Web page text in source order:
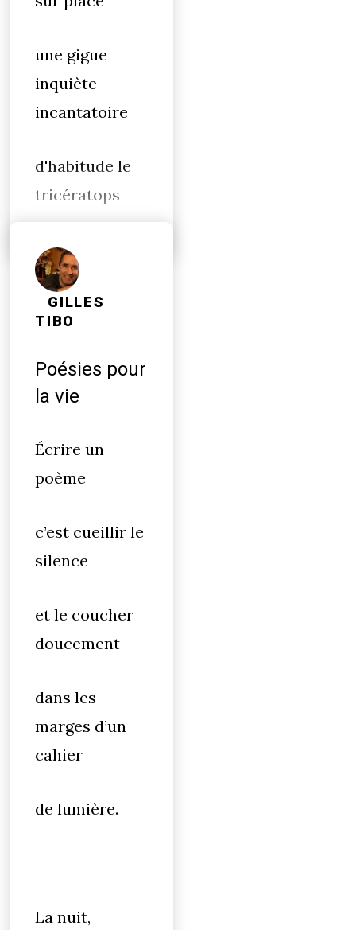
une gigue
inquiète
incantatoire
d'habitude le
tricératops
GILLES
TIBO
Poésies pour
la vie
Écrire un
poème
c’est cueillir le
silence
et le coucher
doucement
dans les
marges d’un
cahier
de lumière.
La nuit,